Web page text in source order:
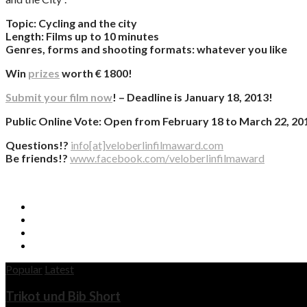
Topic: Cycling and the city
Length: Films up to 10 minutes
Genres, forms and shooting formats: whatever you like
Win prizes worth € 1800!
Submit your film now! – Deadline is January 18, 2013!
Public Online Vote: Open from February 18 to March 22,
Questions!? info[at]veloberlinfilmaward.com
Be friends!? www.facebook.com/veloberlinfilmaward
Popular Latest
Trikot und Bib Short